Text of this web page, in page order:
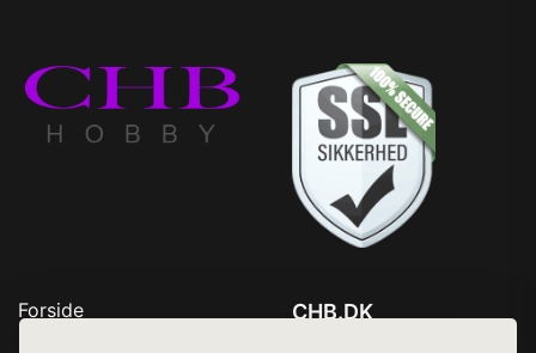
Forside
CHB.DK